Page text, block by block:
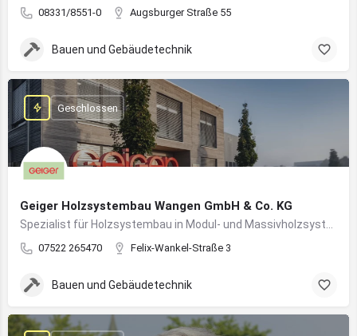
08331/8551-0 Augsburger Straße 55
Bauen und Gebäudetechnik
Geiger Holzsystembau Wangen GmbH & Co. KG
07522 265470 Felix-Wankel-Straße 3
Geschlossen
Bauen und Gebäudetechnik